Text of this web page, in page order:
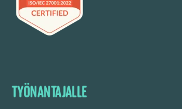
TYÖNANTAJALLE